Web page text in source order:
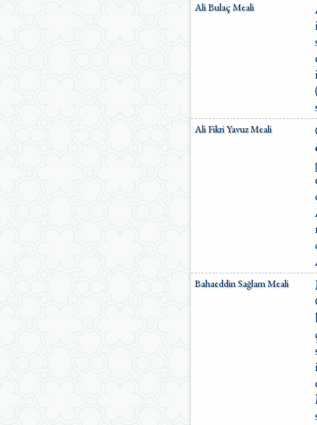
Ali Bulaç Meali
Ali Fikri Yavuz Meali
Bahaeddin Sağlam Meali